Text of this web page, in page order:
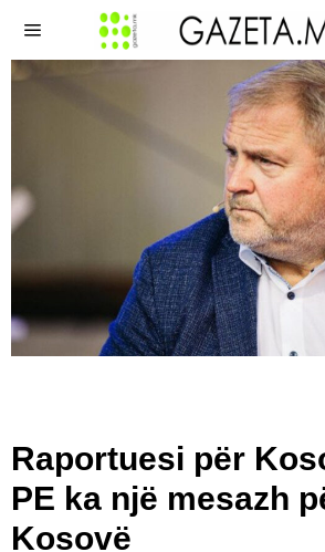
​Raportuesi për
PE ka një mesazh
Kosovë